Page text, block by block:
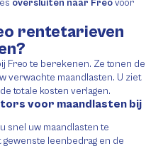
oversluiten naar Freovoor
rentetarieven
Freo te berekenen. Ze tonen de
verwachte maandlasten. U ziet
totale kosten verlagen.
voor maandlasten bij
snel uw maandlasten te
leenbedrag en de